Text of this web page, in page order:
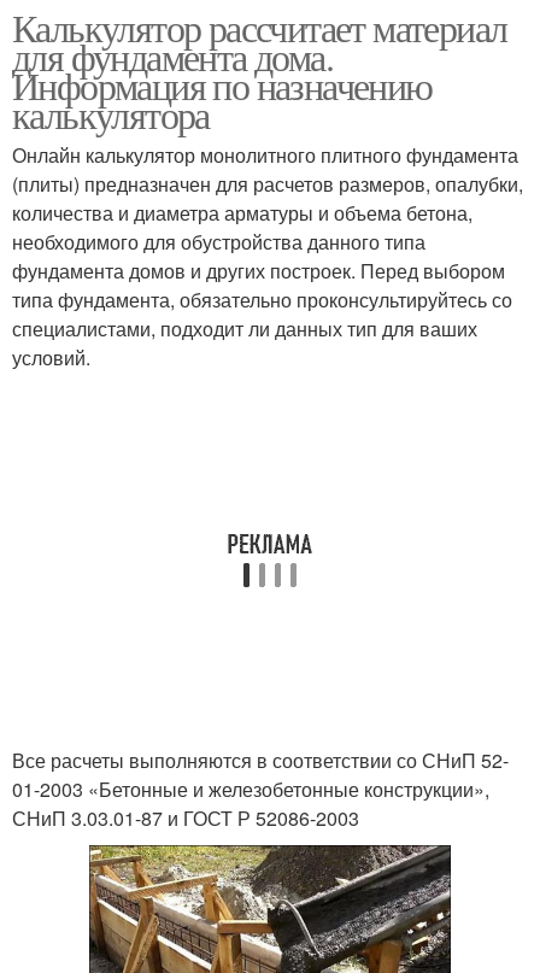
Калькулятор рассчитает материал
для фундамента дома.
Информация по назначению
калькулятора
Онлайн калькулятор монолитного плитного фундамента
(плиты) предназначен для расчетов размеров, опалубки,
количества и диаметра арматуры и объема бетона,
необходимого для обустройства данного типа
фундамента домов и других построек. Перед выбором
типа фундамента, обязательно проконсультируйтесь со
специалистами, подходит ли данных тип для ваших
условий.
Все расчеты выполняются в соответствии со СНиП 52-
01-2003 «Бетонные и железобетонные конструкции»,
СНиП 3.03.01-87 и ГОСТ Р 52086-2003